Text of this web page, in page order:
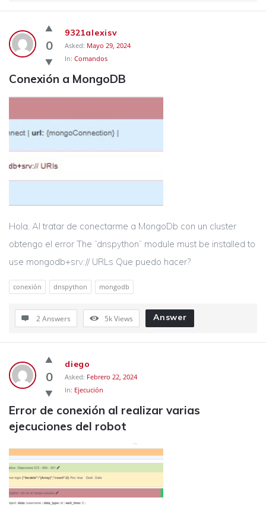
0
9321alexisv
Asked: Mayo 29, 2024
In: Comandos
Conexión a MongoDB
Hola, Al tratar de conectarme a MongoDb con un cluster
obtengo el error The “dnspython” module must be installed to
use mongodb+srv:// URLs Que puedo hacer?
conexión dnspython mongodb
2 Answers 5kViews Answer
0
diego
Asked: Febrero 22, 2024
In: Ejecución
Error de conexión al realizar varias
ejecuciones del robot